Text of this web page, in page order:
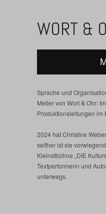
WORT &
Sprache und
Metier von Wort & Ohr:
Produktionsleitungen im
2024 hat Christine
seither ist sie
Kleinstbühne „DIE
Textperformerin und
unterwegs.